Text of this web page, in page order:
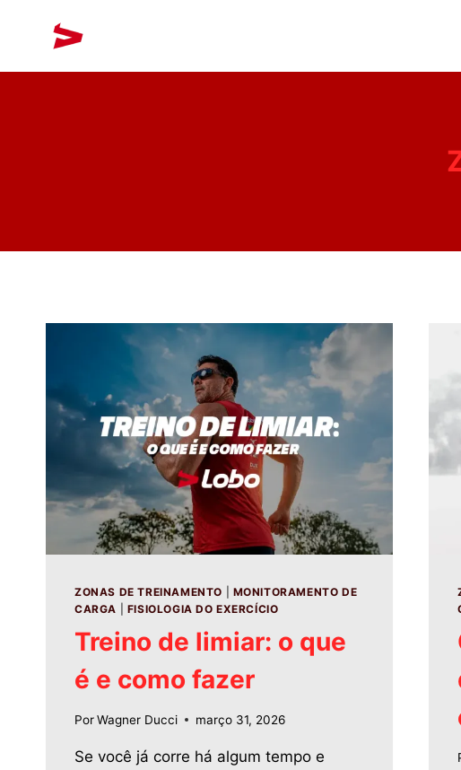
ZONAS DE TREINAMENTO
MONITORAMENTO DE
CARGA
FISIOLOGIA DO EXERCÍCIO
Treino de limiar: o que
é e como fazer
PorWagner Ducci março 31, 2026
Se você já corre há algum tempo e